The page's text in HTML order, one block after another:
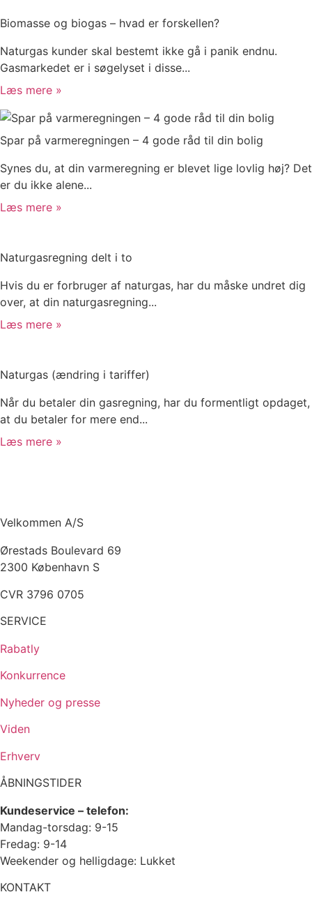
Biomasse og biogas – hvad er forskellen?
Naturgas kunder skal bestemt ikke gå i panik endnu.
Gasmarkedet er i søgelyset i disse...
Læs mere »
Spar på varmeregningen – 4 gode råd til din bolig
Synes du, at din varmeregning er blevet lige lovlig høj? Det
er du ikke alene...
Læs mere »
Naturgasregning delt i to
Hvis du er forbruger af naturgas, har du måske undret dig
over, at din naturgasregning...
Læs mere »
Naturgas (ændring i tariffer)
Når du betaler din gasregning, har du formentligt opdaget,
at du betaler for mere end...
Læs mere »
Velkommen A/S
Ørestads Boulevard 69
2300 København S
CVR 3796 0705
SERVICE
Rabatly
Konkurrence
Nyheder og presse
Viden
Erhverv
ÅBNINGSTIDER
Kundeservice – telefon:
Mandag-torsdag: 9-15
Fredag: 9-14
Weekender og helligdage: Lukket
KONTAKT